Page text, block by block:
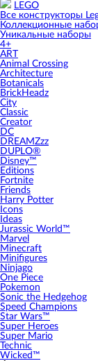
LEGO
Все конструкторы
Коллекционные
Уникальные наборы
4+
ART
Animal Crossing
Architecture
Botanicals
BrickHeadz
City
Classic
Creator
DC
DREAMZzz
DUPLO®
Disney™
Editions
Fortnite
Friends
Harry Potter
Icons
Ideas
Jurassic World™
Marvel
Minecraft
Minifigures
Ninjago
One Piece
Pokemon
Sonic the Hedgehog
Speed Champions
Star Wars™
Super Heroes
Super Mario
Technic
Wicked™